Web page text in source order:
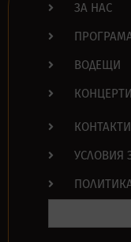
ЗА НАС
ВОДЕЩИ
КОНЦЕРТИ
КОНТАКТИ
УСЛОВИЯ